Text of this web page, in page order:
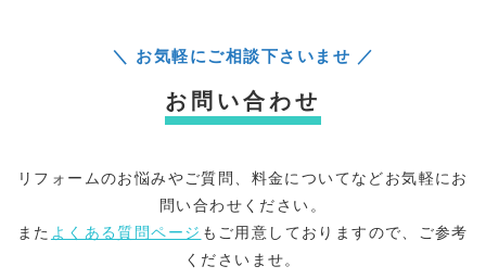
＼ お気軽にご相談下さいませ ／
お問い合わせ
リフォームのお悩みやご質問、料金についてなどお気軽にお
問い合わせください。
また よくある質問ページ もご用意しておりますので、ご参考
くださいませ。